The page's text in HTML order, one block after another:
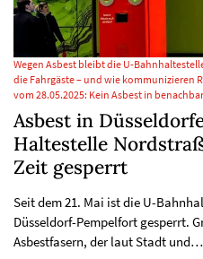
Wegen Asbest bleibt die U-
die Fahrgäste – und wie kommunizieren
vom 28.05.2025: Kein Asbest in
Asbest in
Haltestelle
Zeit gesperrt
Seit dem 21. Mai ist die U-
Düsseldorf-Pempelfort gesperrt.
Asbestfasern, der laut Stadt und…